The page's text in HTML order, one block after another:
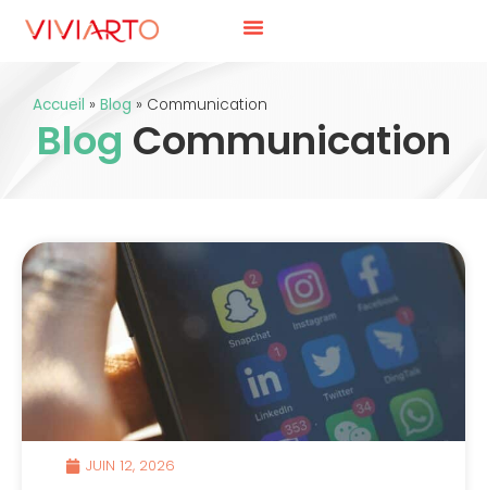
Accueil » Blog » Communication
Blog Communication
JUIN 12, 2026